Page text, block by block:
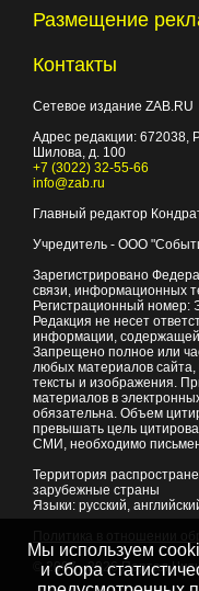
Размещение
Контакты
Сетевое издание ZAB.RU
Адрес редакции: 672038,
Шилова, д. 100
+7 (3022) 32-55-66
info@zab.ru
Главный редактор
Учредитель - ООО
Зарегистрировано
связи, информационных
Регистрационный
Редакция не несет
информации,
Запрещено полное или
любых материалов сайта,
тексты и изображения.
материалов в
обязательна. Объем
превышать цель
СМИ, необходимо
Территория
зарубежные страны
Языки: русский,
© 2007 - 2026Портал
Мы используем
и сбора